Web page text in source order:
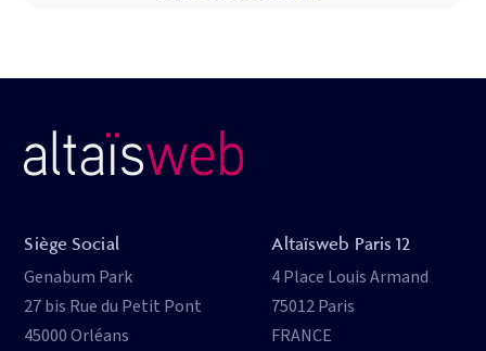
Siège Social
Genabum Park
27 bis Rue du Petit Pont
45000 Orléans
Altaïsweb Paris 12
4 Place Louis Armand
75012 Paris
FRANCE